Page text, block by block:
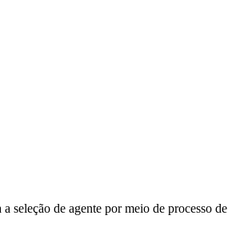
seleção de agente por meio de processo de